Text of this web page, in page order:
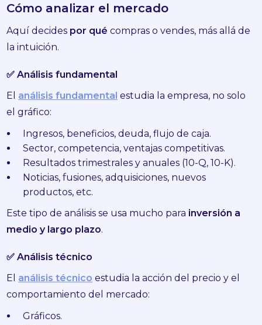
Cómo analizar el mercado
Aquí decides por qué compras o vendes, más allá de
la intuición.
✅ Análisis fundamental
El análisis fundamental estudia la empresa, no solo
el gráfico:
Ingresos, beneficios, deuda, flujo de caja.
Sector, competencia, ventajas competitivas.
Resultados trimestrales y anuales (10-Q, 10-K).
Noticias, fusiones, adquisiciones, nuevos
productos, etc.
Este tipo de análisis se usa mucho para inversión a
medio y largo plazo.
✅ Análisis técnico
El análisis técnico estudia la acción del precio y el
comportamiento del mercado:
Gráficos.